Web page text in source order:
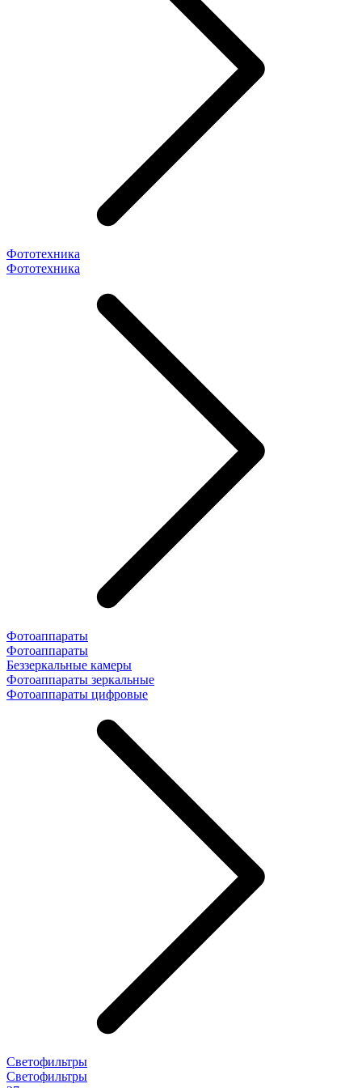
Фототехника
Фототехника
Фотоаппараты
Фотоаппараты
Беззеркальные камеры
Фотоаппараты зеркальные
Фотоаппараты цифровые
Светофильтры
Светофильтры